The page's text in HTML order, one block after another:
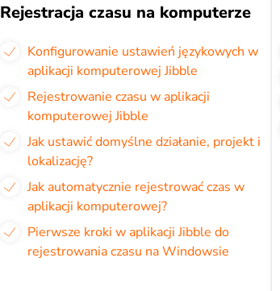
Rejestracja czasu na komputerze
Konfigurowanie ustawień językowych w
aplikacji komputerowej Jibble
Rejestrowanie czasu w aplikacji
komputerowej Jibble
Jak ustawić domyślne działanie, projekt i
lokalizację?
Jak automatycznie rejestrować czas w
aplikacji komputerowej?
Pierwsze kroki w aplikacji Jibble do
rejestrowania czasu na Windowsie